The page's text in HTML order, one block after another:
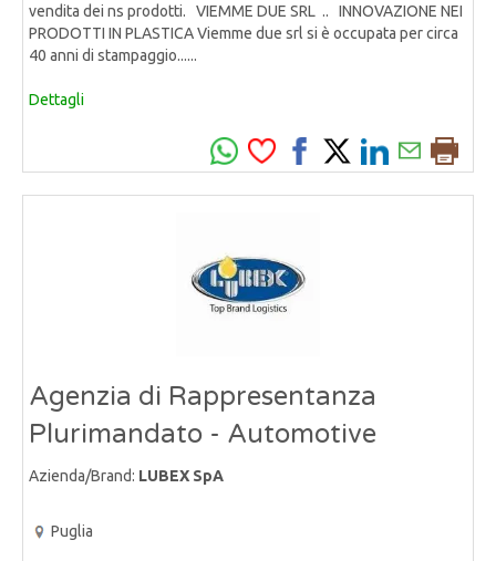
vendita dei ns prodotti. VIEMME DUE SRL .. INNOVAZIONE NEI
PRODOTTI IN PLASTICA Viemme due srl si è occupata per circa
40 anni di stampaggio......
Dettagli
Agenzia di Rappresentanza
Plurimandato - Automotive
Azienda/Brand: LUBEX SpA
Puglia